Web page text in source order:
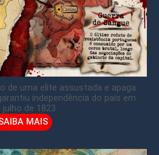
de uma elite assustada e apaga
independência do país em
julho de 1823
MAIS